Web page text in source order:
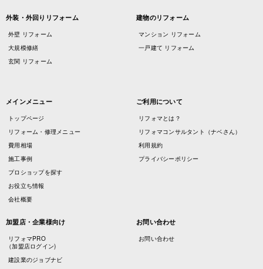
外装・外回りリフォーム
外壁 リフォーム
大規模修繕
玄関 リフォーム
建物のリフォーム
マンション リフォーム
一戸建て リフォーム
メインメニュー
トップページ
リフォーム・修理メニュー
費用相場
施工事例
プロショップを探す
お役立ち情報
会社概要
ご利用について
リフォマとは？
リフォマコンサルタント（ナベさん）
利用規約
プライバシーポリシー
加盟店・企業様向け
リフォマPRO
（加盟店ログイン)
建設業のジョブナビ
お問い合わせ
お問い合わせ